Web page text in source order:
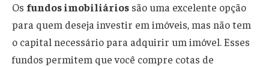
Os fundos imobiliários são uma excelente opção
para quem deseja investir em imóveis, mas não tem
o capital necessário para adquirir um imóvel. Esses
fundos permitem que você compre cotas de